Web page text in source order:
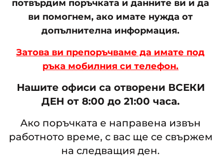
потвърдим поръчката и данните ви и да
ви помогнем, ако имате нужда от
допълнителна информация.
Затова ви препоръчваме да имате под
ръка мобилния си телефон.
Нашите офиси са отворени ВСЕКИ
ДЕН от 8:00 до 21:00 часа.
Ако поръчката е направена извън
работното време, с вас ще се свържем
на следващия ден.